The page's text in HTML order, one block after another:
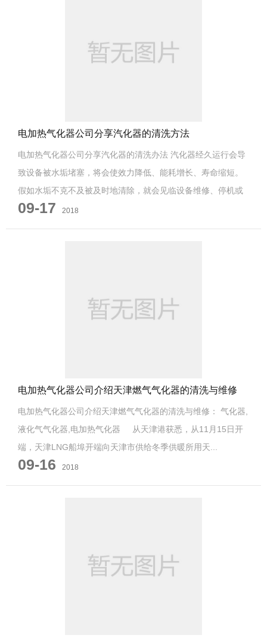
电加热气化器公司分享汽化器的清洗方法
电加热气化器公司分享汽化器的清洗办法 汽化器经久运行会导
致设备被水垢堵塞，将会使效力降低、能耗增长、寿命缩短。
假如水垢不克不及被及时地清除，就会见临设备维修、停机或
者报废改换的危险。经久以来传统...
09-17 2018
电加热气化器公司介绍天津燃气气化器的清洗与维修
电加热气化器公司介绍天津燃气气化器的清洗与维修： 气化器,
液化气气化器,电加热气化器 从天津港获悉，从11月15日开
端，天津LNG船埠开端向天津市供给冬季供暖所用天...
09-16 2018